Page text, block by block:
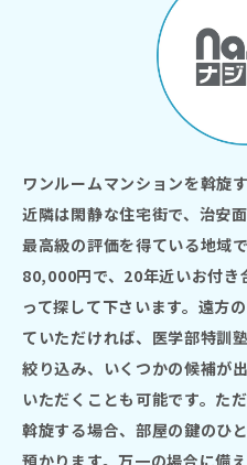
ワンルームマンションを斡旋
近隣は閑静な住宅街で、治安
最高級の評価を得ている地域
80,000円で、20年近いお付き
って探して下さいます。遠方
ていただければ、医学部特訓
絞り込み、いくつかの候補が
いただくことも可能です。た
斡旋する場合、部屋の鍵のひ
預かります。万一の場合に備